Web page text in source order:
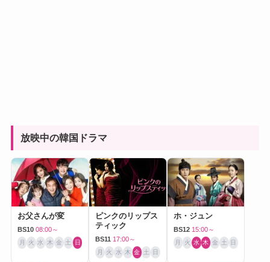
放映中の韓国ドラマ
お父さんが変
BS10 08:00～
月 火 水 木 金 土 日
ピンクのリップス
ティック
BS11 17:00～
月 火 水 木 金 土 日
ホ・ジュン
BS12 15:00～
月 火 水 木 金 土 日